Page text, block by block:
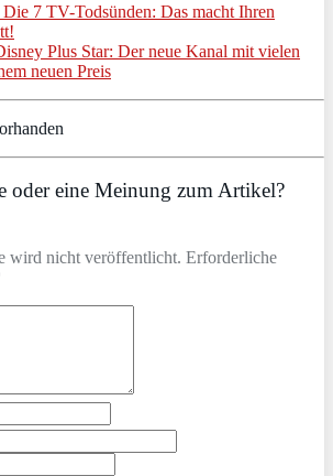
Die 7 TV-Todsünden: Das macht Ihren
Plus Star: Der neue Kanal mit vielen
neuen Preis
oder eine Meinung zum Artikel?
wird nicht veröffentlicht. Erforderliche